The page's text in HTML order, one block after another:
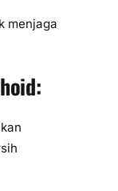
menjaga